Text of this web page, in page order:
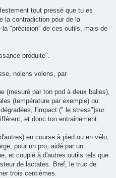
tout pressé que tu es
la contradiction pour de la
"précision" de ces outils, mais de
produite".
nolens volens, par
(mesuré par ton pod à deux balles),
(température par exemple) ou
l'impact (" le stress")sur
et donc ton entrainement
en course à pied ou en vélo,
pour un pro, aidé par un
et couplé à d'autres outils tels que
de lactates. Bref, le truc de
trois centièmes.